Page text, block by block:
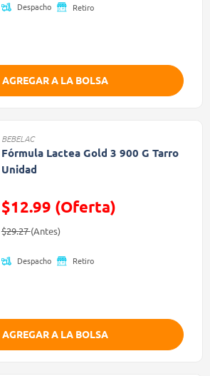
Despacho Retiro
AGREGAR A LA BOLSA
BEBELAC
Fórmula Lactea Gold 3 900 G Tarro
Unidad
$12.99 (Oferta)
Precio reducido de
$29.27(Antes)(Oferta)
Despacho Retiro
AGREGAR A LA BOLSA